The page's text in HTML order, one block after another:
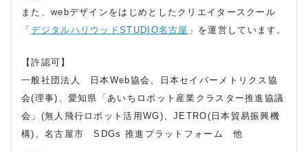
また、webデザインをはじめとしたクリエイタースクール
「デジタルハリウッドSTUDIO名古屋 」を運営しています。
【許認可】
一般社団法人 日本Web協会、日本セイバーメトリクス協
会(理事)、愛知県「あいちロボット産業クラスター推進協議
会」(無人飛行ロボット活用WG)、JETRO(日本貿易振興機
構)、名古屋市 SDGs 推進プラットフォーム 他